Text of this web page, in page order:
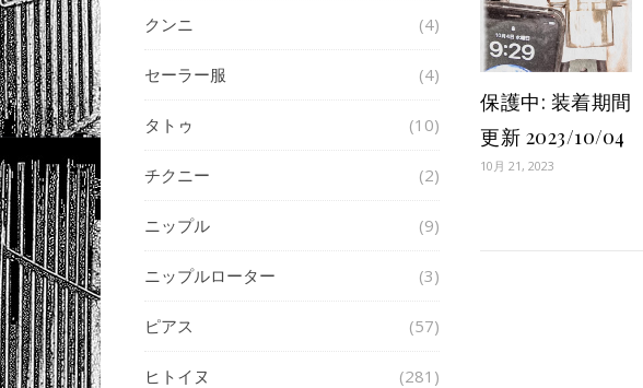
クンニ (4)
セーラー服 (4)
タトゥ (10)
チクニー (2)
ニップル (9)
ニップルローター (3)
ピアス (57)
ヒトイヌ (281)
保護中: 装着期間
更新 2023/10/04
10月 21, 2023